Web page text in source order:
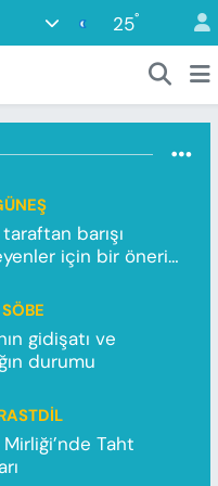
25°
barışı
için bir önerim
gidişatı ve
durumu
Taht